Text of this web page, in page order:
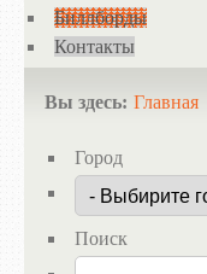
Биллборды
Контакты
Вы здесь: Главная
Город
Поиск